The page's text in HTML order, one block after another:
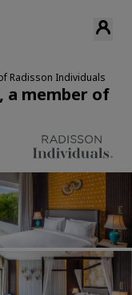
Radisson Individuals
a member of